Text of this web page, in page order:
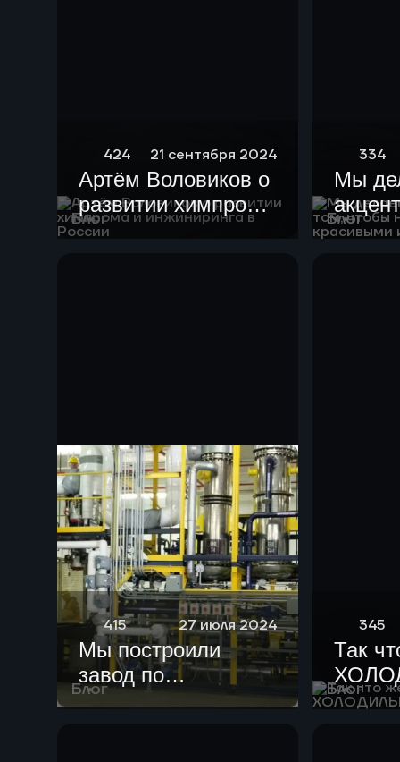
Блог
424 21 сентября 2024
Артём Воловиков о
развитии химпрома
и инжиниринга в
Блог
334
Мы
Блог
415 27 июля 2024
Мы построили
завод по
переработке
Блог
345
Так